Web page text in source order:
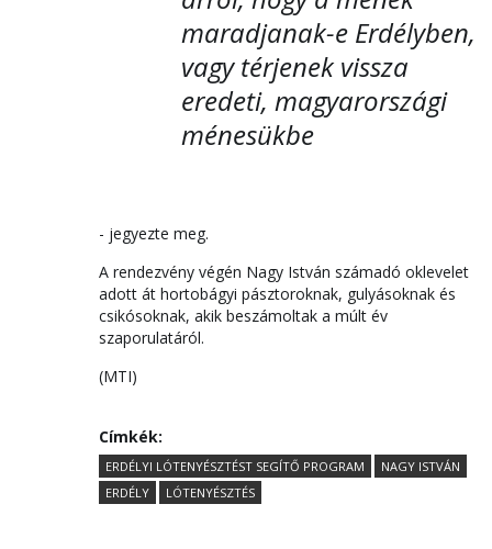
maradjanak-e Erdélyben,
vagy térjenek vissza
eredeti, magyarországi
ménesükbe
- jegyezte meg.
A rendezvény végén Nagy István számadó oklevelet
adott át hortobágyi pásztoroknak, gulyásoknak és
csikósoknak, akik beszámoltak a múlt év
szaporulatáról.
(MTI)
Címkék:
ERDÉLYI LÓTENYÉSZTÉST SEGÍTŐ PROGRAM
NAGY ISTVÁN
ERDÉLY
LÓTENYÉSZTÉS